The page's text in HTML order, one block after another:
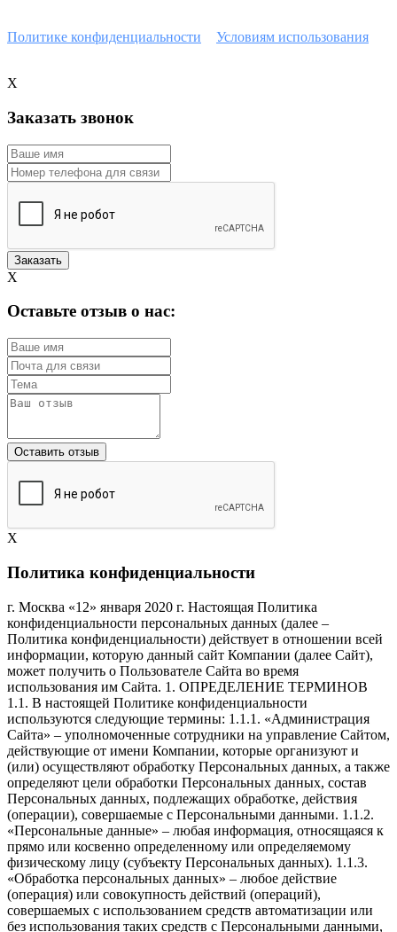
Политике конфиденциальности
Условиям использования
X
Заказать звонок
X
Оставьте отзыв о нас:
X
Политика конфиденциальности
г. Москва «12» января 2020 г. Настоящая Политика конфиденциальности персональных данных (далее – Политика конфиденциальности) действует в отношении всей информации, которую данный сайт Компании (далее Сайт), может получить о Пользователе Сайта во время использования им Сайта. 1. ОПРЕДЕЛЕНИЕ ТЕРМИНОВ 1.1. В настоящей Политике конфиденциальности используются следующие термины: 1.1.1. «Администрация Сайта» – уполномоченные сотрудники на управление Сайтом, действующие от имени Компании, которые организуют и (или) осуществляют обработку Персональных данных, а также определяют цели обработки Персональных данных, состав Персональных данных, подлежащих обработке, действия (операции), совершаемые с Персональными данными. 1.1.2. «Персональные данные» – любая информация, относящаяся к прямо или косвенно определенному или определяемому физическому лицу (субъекту Персональных данных). 1.1.3. «Обработка персональных данных» – любое действие (операция) или совокупность действий (операций), совершаемых с использованием средств автоматизации или без использования таких средств с Персональными данными, включая сбор, запись, систематизацию, накопление, хранение, уточнение (обновление, изменение), извлечение, использование, передачу (распространение, предоставление, доступ), обезличивание, блокирование, удаление, уничтожение Персональных данных. 1.1.4. «Конфиденциальность персональных данных» – обязательное для соблюдения Оператором или иным получившим доступ к Персональным данным лицом требование не допускать их распространения без согласия субъекта Персональных данных или наличия иного законного основания. 1.1.5. «Пользователь Сайта (далее – Пользователь)» – лицо, имеющее доступ к Сайту, посредством сети Интернет и использующее Сайт. 1.1.6. Cookies – небольшой фрагмент данных, отправленный веб-сервером и хранимый на компьютере пользователя, который веб-клиент или веб-браузер каждый раз пересылает веб-серверу в HTTP-запросе при попытке открыть страницу соответствующего сайта. 1.1.7. «IP-адрес» – уникальный сетевой адрес узла в компьютерной сети, построенной по протоколу IP. 2. ОБЩИЕ ПОЛОЖЕНИЯ 2.1. Использование Пользователем Сайта означает согласие с настоящей Политикой конфиденциальности и условиями обработки Персональных данных Пользователя. 2.2. В случае несогласия с условиями Политики конфиденциальности Пользователь должен прекратить использование Сайта. 2.3. Настоящая Политика конфиденциальности применяется только к данному Сайту. Компания не контролирует и не несет ответственность за сайты третьих лиц, на которые Пользователь может перейти по ссылкам, доступным на Сайте. 2.4. Администрация Сайта не проверяет достоверность Персональных данных, предоставляемых Пользователем Сайта. 3. ПРЕДМЕТ ПОЛИТИКИ КОНФИДЕНЦИАЛЬНОСТИ 3.1. Настоящая Политика конфиденциальности устанавливает обязательства Администрации Сайта по неразглашению и обеспечению режима защиты конфиденциальности Персональных данных, которые Пользователь предоставляет по запросу Администрации Сайта при регистрации на Сайте или при оформлении заявки для приобретения услуги. 3.2. Персональные данные, разрешённые к обработке в рамках настоящей Политики конфиденциальности, предоставляются Пользователем путём заполнения формы заявки или обратной связи и включают в себя следующую информацию: 3.2.1. имя Пользователя; 3.2.2. контактный телефон Пользователя. 3.3. Сайт защищает данные, которые автоматически передаются в процессе просмотра рекламных блоков и при посещении страниц, на которых установлен статистический скрипт системы ("пиксель"): IP адрес; информация из cookies; информация о браузере (или иной программе, которая осуществляет доступ к показу рекламы); время доступа; адрес страницы, на которой расположен рекламный блок; реферер (адрес предыдущей страницы). 3.3.1. Отключение cookies может повлечь невозможность доступа к частям Сайта, требующим авторизации. 3.3.2. Сайт осуществляет сбор статистики об IP-адресах своих посетителей. Данная информация используется с целью выявления и решения технических проблем. 3.4. Любая иная персональная информация, не оговоренная выше (используемые браузеры и операционные системы и т.д.), подлежит надежному хранению и нераспространению, за исключением случаев, предусмотренных в п.п. 5.2. и 5.3. настоящей Политики конфиденциальности. 4. ЦЕЛИ СБОРА ПЕРСОНАЛЬНОЙ ИНФОРМАЦИИ ПОЛЬЗОВАТЕЛЯ 4.1. Персональные данные Пользователя Администрация Сайта может использовать в целях: 4.1.1. Идентификации Пользователя, зарегистрированного на Сайте для оформления заявки на услугу. 4.1.2. Предоставления Пользователю доступа к персонализированным ресурсам Сайта. 4.1.3. Установления с Пользователем обратной связи, включая направление уведомлений, запросов, касающихся использования Сайта, оказания услуг, обработки запросов и заявок от Пользователя. 4.1.4. Определения места нахождения Пользователя для обеспечения безопасности, предотвращения мошенничества. 4.1.5. Подтверждения достоверности Персональных данных, предоставленных Пользователем. 4.1.6. Создания учетной записи для оформления услуг, если Пользователь дал согласие на создание учетной записи. 4.1.7. Уведомления Пользователя Сайта о состоянии заявки. 4.1.8. Предоставления Пользователю эффективной клиентской и технической поддержки при возникновении проблем, связанных с использованием Сайта. 4.1.9. Предоставления Пользователю с его согласия специальных предложений, информации о ценах, новостной рассылки и иных сведений от имени Компании или от имени партнеров Компании. 4.1.10. Осуществления рекламной деятельности с согласия Пользователя. 4.1.11. Предоставления доступа Пользователю на сайты или сервисы партнеров Компании с целью получения продуктов и услуг. 5. СПОСОБЫ И СРОКИ ОБРАБОТКИ ПЕРСОНАЛЬНОЙИНФОРМАЦИИ 5.1. Обработка персональных данных Пользователя осуществляется без ограничения срока, любым законным способом, в том числе в информационных системах персональных данных с использованием средств автоматизации или без использования таких средств. 5.2. Пользователь соглашается с тем, что Администрация Сайта вправе передавать Персональные данные третьим лицам, в частности, сотрудникам Компании, исключительно в целях выполнения заявки Пользователя, оформленной на Сайте. 5.3. Персональные данные Пользователя могут быть переданы уполномоченным органам государственной власти Российской Федерации только по основаниям и в порядке, установленным законодательством Российской Федерации. 5.4. При утрате или разглашении Персональных данных Администрация Сайта информирует Пользователя об утрате или разглашении Персональных данных. 5.5. Администрация Сайта принимает необходимые организационные и технические меры для защиты персональной информации Пользователя от неправомерного или случайного доступа, уничтожения, изменения, блокирования, копирования, распространения, а также от иных неправомерных действий третьих лиц. 5.6. Администрация сайта совместно с Пользователем принимает все необходимые меры по предотвращению убытков или иных отрицательных последствий, вызванных утратой или разглашением Персональных данных Пользователя. 6. ОБЯЗАТЕЛЬСТВА СТОРОН 6.1. Пользователь обязан: 6.1.1. Предоставить информацию о Персональных данных, необходимую для пользования Сайтом. 6.1.2. Обновить, дополнить предоставленную информацию о Персональных данных в случае изменения данной информации. 6.2. Администрация сайта обязана: 6.2.1. Использовать полученную информацию исключительно для целей, указанных в п. 4 настоящей Политики конфиденциальности. 6.2.2. Обеспечить хранение конфиденциальной информации в тайне, не разглашать без предварительного письменного разрешения Пользователя, а также не осуществлять продажу, обмен, опубликование, либо разглашение иными возможными способами переданных персональных данных Пользователя, за исключением п.п. 5.2. и 5.3. настоящей Политики Конфиденциальности. 6.2.3. Принимать меры предосторожности для защиты конфиденциальности персональных данных Пользователя согласно порядку, обычно используемого для защиты такого рода информации в существующем деловом обороте. 6.2.4. Осуществить блокирование Персональных данных, относящихся к соответствующему Пользователю, с момента обращения или запроса Пользователя или его законного представителя либо уполномоченного органа по защите прав субъектов персональных данных на период проверки, в случае выявления недостоверных Персональных данных или неправомерных действий. 7. ОТВЕТСТВЕННОСТЬ СТОРОН 7.1. Администрация Сайта, не исполнившая свои обязательства, несёт ответственность за убытки, понесённые Пользователем в связи с неправомерным использованием Персональных данных, в соответствии с законодательством Российской Федерации, за исключением случаев, предусмотренных п.п. 5.2., 5.3. и 7.2. настоящей Политики Конфиденциальности. 7.2. В случае утраты или разглашения Конфиденциальной информации Администрация Сайта не несёт ответственности, если данная Конфиденциальная информация: 7.2.1. стала публичным достоянием до её утраты или разглашения; 7.2.2. была получена от третьей стороны до момента её получения Администрацией Сайта; 7.2.3. была разглашена с согласия Пользователя. 8. РАЗРЕШЕНИЕ СПОРОВ 8.1. До обращения в суд с иском по спорам, возникающим из отношений между Пользователем и Администрацией Сайта, обязательным является предъявление претензии (письменного предложения о добровольном урегулировании спора). 8.2 .Получатель претензии в течение 30 календарных дней со дня получения претензии, письменно уведомляет заявителя претензии о результатах рассмотрения претензии. 8.3. При не достижении соглашения спор будет передан на рассмотрение в судебный орган в соответствии с действующим законодательством Российской Федерации. 8.4. К настоящей Политике конфиденциальности и отношениям между Пользователем и Администрацией Сайта применяется действующее законодат